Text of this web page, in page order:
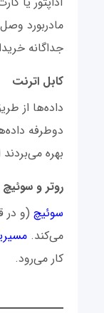
مادربورد
جداگانه
کابل اترنت
داده‌ها از
دوطرفه
بهره
روتر و
سوئیچ (و در
می‌کند.
کار می‌رود.